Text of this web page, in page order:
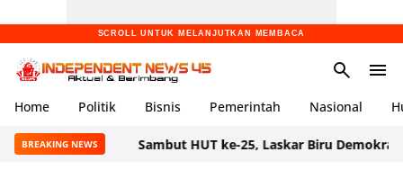
SCROLL UNTUK MELANJUTKAN MEMBACA
Home Politik Bisnis Pemerintah Nasional
BREAKING NEWSSambut HUT ke-25, Laskar Biru Demokrat Banten